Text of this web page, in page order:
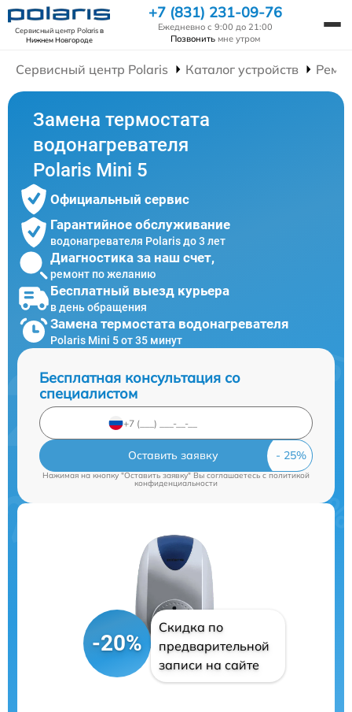
Сервисный центр Polarisв
Нижнем Новгороде
+7 (831) 231-09-76
Ежедневно с 9:00 до 21:00
Позвонить мне утром
Сервисный центр Polaris Каталог устройств
Замена термостата
водонагревателя
Polaris Mini 5
Официальный сервис
Гарантийное обслуживание
водонагревателя Polaris до 3 лет
Диагностика за наш счет,
ремонт по желанию
Бесплатный выезд курьера
в день обращения
Замена термостата водонагревателя
Polaris Mini 5 от 35 минут
Бесплатная консультация со
специалистом
Оставить заявку
Нажимая на кнопку "Оставить заявку" Вы соглашаетесь cполитикой
конфиденциальности
-20%
Скидка по
предварительной
записи на сайте